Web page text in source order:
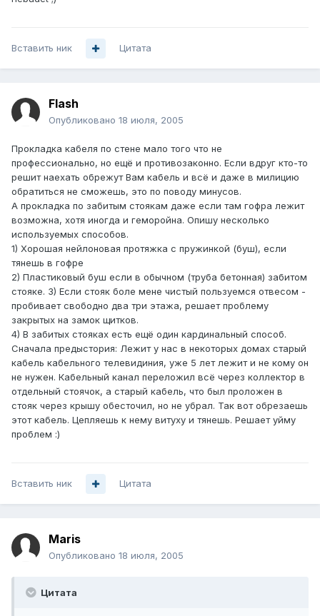
Вставить ник Цитата
FIash
Опубликовано 18 июля, 2005
Прокладка кабеля по стене мало того что не
профессионально, но ещё и противозаконно. Если вдруг кто-то
решит наехать обрежут Вам кабель и всё и даже в милицию
обратиться не сможешь, это по поводу минусов.
А прокладка по забитым стоякам даже если там гофра лежит
возможна, хотя иногда и геморойна. Опишу несколько
используемых способов.
1) Хорошая нейлоновая протяжка с пружинкой (буш), если
тянешь в гофре
2) Пластиковый буш если в обычном (труба бетонная) забитом
стояке. 3) Если стояк боле мене чистый пользуемся отвесом -
пробивает свободно два три этажа, решает проблему
закрытых на замок щитков.
4) В забитых стояках есть ещё один кардинальный способ.
Сначала предыстория: Лежит у нас в некоторых домах старый
кабель кабельного телевидиния, уже 5 лет лежит и не кому он
не нужен. Кабельный канал переложил всё через коллектор в
отдельный стоячок, а старый кабель, что был проложен в
стояк через крышу обесточил, но не убрал. Так вот обрезаешь
этот кабель. Цепляешь к нему витуху и тянешь. Решает уйму
проблем :)
Вставить ник Цитата
Maris
Опубликовано 18 июля, 2005
Цитата